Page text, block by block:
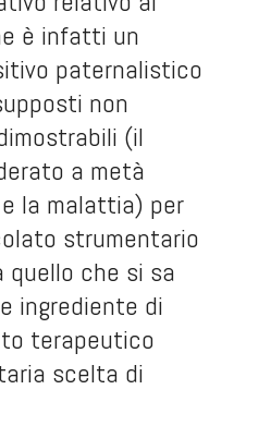
è infatti un
paternalistico
non
(il
a metà
la malattia) per
strumentario
quello che si sa
ingrediente di
terapeutico
scelta di